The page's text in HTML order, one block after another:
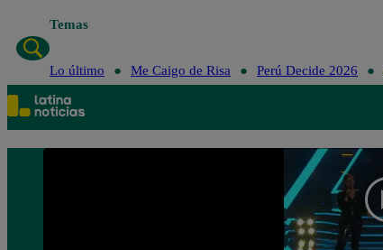
Temas
Lo último Me Caigo de Risa Perú Decide 2026